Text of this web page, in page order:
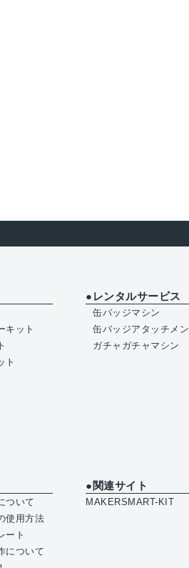
キット
ト
●レンタルサービス
缶バッジマシン
缶バッジアタッチメン
ガチャガチャマシン
ついて
使用方法
ート
について
●関連サイト
MAKERSMART-KIT